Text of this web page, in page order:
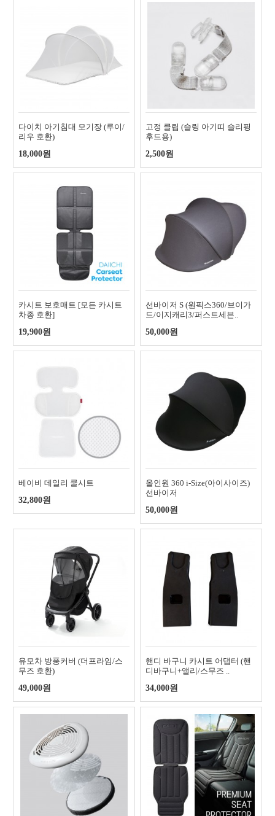
다이치 아기침대 모기장 (루이/
리우 호환)
18,000원
고정 클립 (슬링 아기띠 슬리핑
후드용)
2,500원
카시트 보호매트 [모든 카시트
차종 호환]
19,900원
선바이저 S (원픽스360/브이가
드/이지캐리3/퍼스트세븐..
50,000원
베이비 데일리 쿨시트
32,800원
올인원 360 i-Size(아이사이즈)
선바이저
50,000원
유모차 방풍커버 (더프라임/스
무즈 호환)
49,000원
핸디 바구니 카시트 어댑터 (핸
디바구니+앨리/스무즈 ..
34,000원